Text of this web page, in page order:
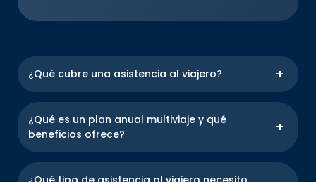
¿Qué cubre una asistencia al viajero?
Incluye atención médica ante emergencias,
medicamentos, internaciones, asistencia
odontológica, traslado sanitario, repatriación y más.
¿Qué es un plan anual multiviaje y qué
beneficios ofrece?
Si viajas con nosotros, tendrás acceso inmediato a
una red de asistencia que te respaldará en todo